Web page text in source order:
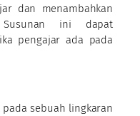
dan menambahkan
ini dapat
pengajar ada pada
sebuah lingkaran